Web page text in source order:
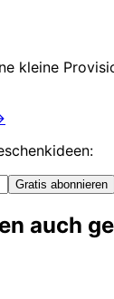
kleine
:
Gratis abonnieren
auch